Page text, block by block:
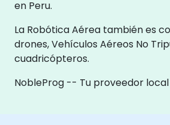
en Peru.
La Robótica Aérea también es
drones, Vehículos Aéreos No
cuadricópteros.
NobleProg -- Tu proveedor